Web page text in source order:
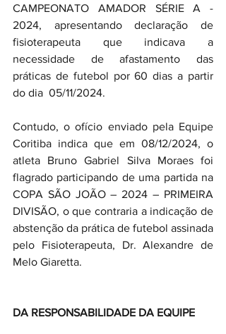
CAMPEONATO AMADOR SÉRIE A -
2024, apresentando declaração de
fisioterapeuta que indicava a
necessidade de afastamento das
práticas de futebol por 60 dias a partir
do dia  05/11/2024.
Contudo, o ofício enviado pela Equipe
Coritiba indica que em 08/12/2024, o
atleta Bruno Gabriel Silva Moraes foi
flagrado participando de uma partida na
COPA SÃO JOÃO – 2024 – PRIMEIRA
DIVISÃO, o que contraria a indicação de
abstenção da prática de futebol assinada
pelo Fisioterapeuta, Dr. Alexandre de
Melo Giaretta.
DA RESPONSABILIDADE DA EQUIPE